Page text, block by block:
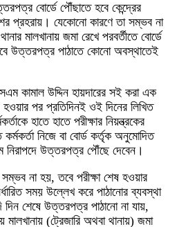
বোর্ডে পৌঁছাতে হবে কেন্দ্রের
প্রহরায়। যেকোনো কারণে তা সম্ভব না
মালখানায় জমা রেখে পরবর্তীতে বোর্ডে
তবে উত্তরপত্র পাঠাতে কোনো অবস্থাতেই
কামাল উদ্দিন হায়দারের সই করা এক
হওয়ার পর প্রতিদিনই ওই দিনের লিখিত
হাতে হাতে পরীক্ষার নিয়ন্ত্রকের
নিজে বা বোর্ড কর্তৃক অনুমোদিত
নিরাপদে উত্তরপত্র পৌঁছে দেবেন।
না হয়, তবে পরীক্ষা শেষ হওয়ার
সময় উল্লেখ করে পাঠানোর ব্যবস্থা
শেষে উত্তরপত্র পাঠানো না যায়,
(ট্রেজারি অথবা থানায়) জমা